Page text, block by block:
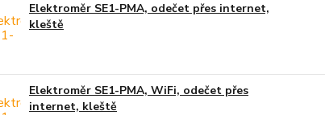
Elektroměr SE1-PMA, odečet přes internet,
kleště
Elektroměr SE1-PMA, WiFi, odečet přes
internet, kleště